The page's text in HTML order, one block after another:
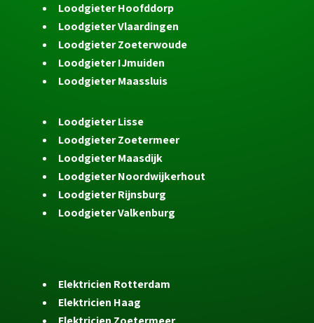
Loodgieter Hoofddorp
Loodgieter Vlaardingen
Loodgieter Zoeterwoude
Loodgieter IJmuiden
Loodgieter Maassluis
Loodgieter Lisse
Loodgieter Zoetermeer
Loodgieter Maasdijk
Loodgieter Noordwijkerhout
Loodgieter Rijnsburg
Loodgieter Valkenburg
Elektricien Rotterdam
Elektricien Haag